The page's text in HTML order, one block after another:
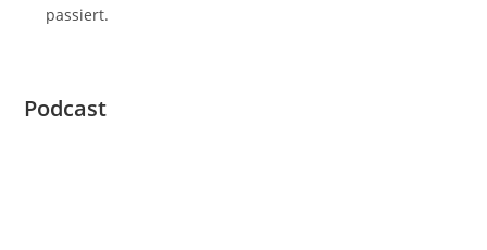
passiert.
Podcast